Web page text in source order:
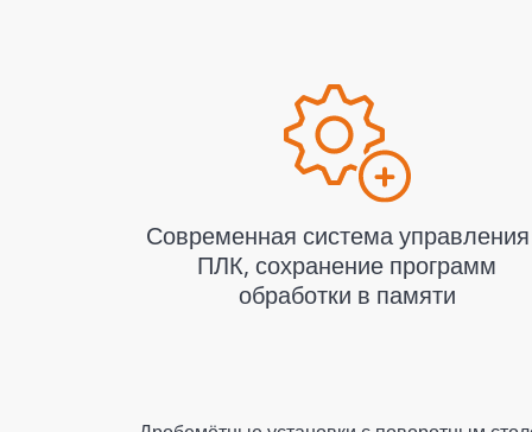
Современная система
ПЛК, сохранение программ
обработки в памяти